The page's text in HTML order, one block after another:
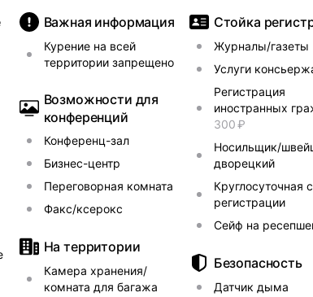
трансфер, экскурсионное обслуживание,
конференц-залы и переговорные комнаты.
Важная информация
Курение на всей
территории запрещено
Возможности для
конференций
Конференц-зал
Бизнес-центр
Переговорная комната
Факс/ксерокс
На территории
Камера хранения/
комната для багажа
Стойка
Журналы/газеты
Услуги
Регистрация
иностранных
300 ₽
Носильщик/
дворецкий
Круглосуточная
регистрации
Сейф на
Безопасность
Датчик дыма